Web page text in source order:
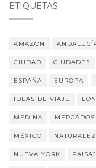
ETIQUETAS
AMAZON
CIUDAD CIUDADES
ESPAÑA EUROPA
IDEAS DE VIAJE
MEDINA MERCADOS
MÉXICO
NUEVA YORK